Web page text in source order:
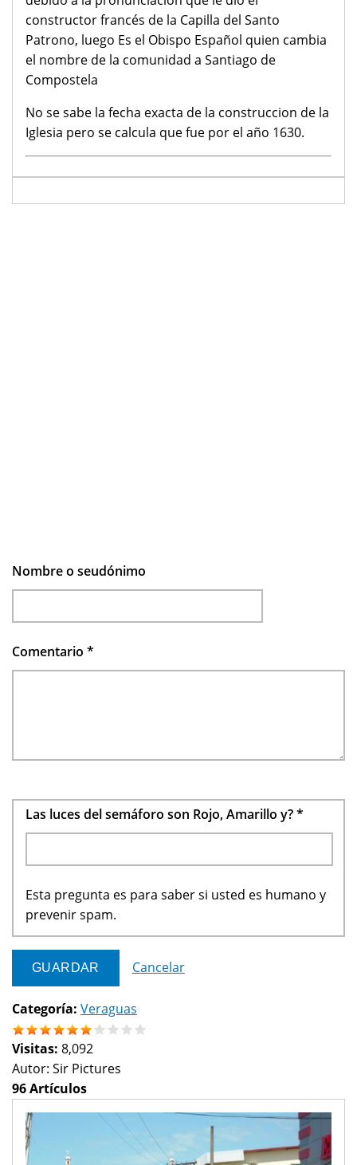
constructor francés de la Capilla del Santo
Patrono, luego Es el Obispo Español quien cambia
el nombre de la comunidad a Santiago de
Compostela
No se sabe la fecha exacta de la construccion de la
Iglesia pero se calcula que fue por el año 1630.
Nombre o seudónimo
Comentario *
Las luces del semáforo son Rojo, Amarillo y?*
Esta pregunta es para saber si usted es humano y
prevenir spam.
Cancelar
Categoría: Veraguas
Visitas: 8,092
Autor: Sir Pictures
96 Artículos